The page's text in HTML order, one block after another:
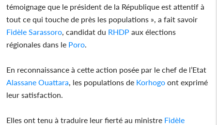
témoignage que le président de la République est attentif à
tout ce qui touche de près les populations », a fait savoir
Fidèle Sarassoro, candidat du RHDP aux élections
régionales dans le Poro.
En reconnaissance à cette action posée par le chef de l’Etat
Alassane Ouattara, les populations de Korhogo ont exprimé
leur satisfaction.
Elles ont tenu à traduire leur fierté au ministre Fidèle